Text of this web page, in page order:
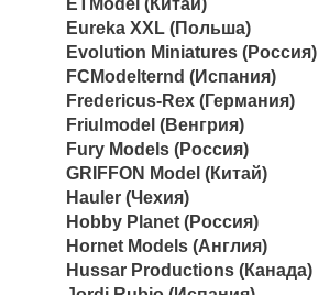
ETModel (Китай)
Eureka XXL (Польша)
Evolution Miniatures (Россия)
FCModelternd (Испания)
Fredericus-Rex (Германия)
Friulmodel (Венгрия)
Fury Models (Россия)
GRIFFON Model (Китай)
Hauler (Чехия)
Hobby Planet (Россия)
Hornet Models (Англия)
Hussar Productions (Канада)